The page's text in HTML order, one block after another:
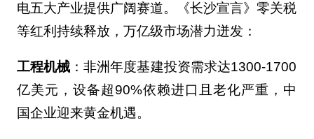
电五大产业提供广阔赛道。《长沙宣言》零关税
等红利持续释放，万亿级市场潜力迸发：
工程机械 ：非洲年度基建投资需求达1300-1700
亿美元，设备超90%依赖进口且老化严重，中
国企业迎来黄金机遇。